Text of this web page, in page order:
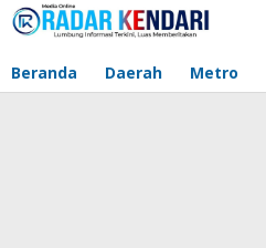
Lewati
ke
Beranda Daerah Metro